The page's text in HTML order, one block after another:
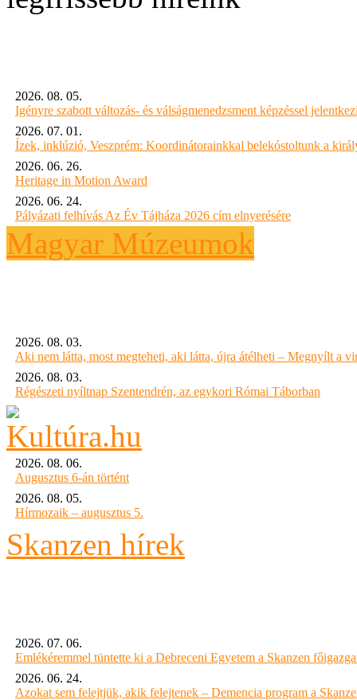
2026. 08. 05.
Igényre szabott változás- és válságmenedzsment képzéssel
2026. 07. 01.
Ízek, inklúzió, Veszprém: Koordinátorainkkal belekóstoltunk a
2026. 06. 26.
Heritage in Motion Award
2026. 06. 24.
Pályázati felhívás Az Év Tájháza 2026 cím elnyerésére
Magyar Múzeumok
2026. 08. 03.
Aki nem látta, most megteheti, aki látta, újra átélheti – Megnyílt a
2026. 08. 03.
Régészeti nyíltnap Szentendrén, az egykori Római Táborban
2026. 08. 06.
Augusztus 6-án történt
2026. 08. 05.
Hírmozaik – augusztus 5.
Skanzen hírek
2026. 07. 06.
Emlékéremmel tüntette ki a Debreceni Egyetem a Skanzen
2026. 06. 24.
Azokat sem felejtjük, akik felejtenek – Demencia program a